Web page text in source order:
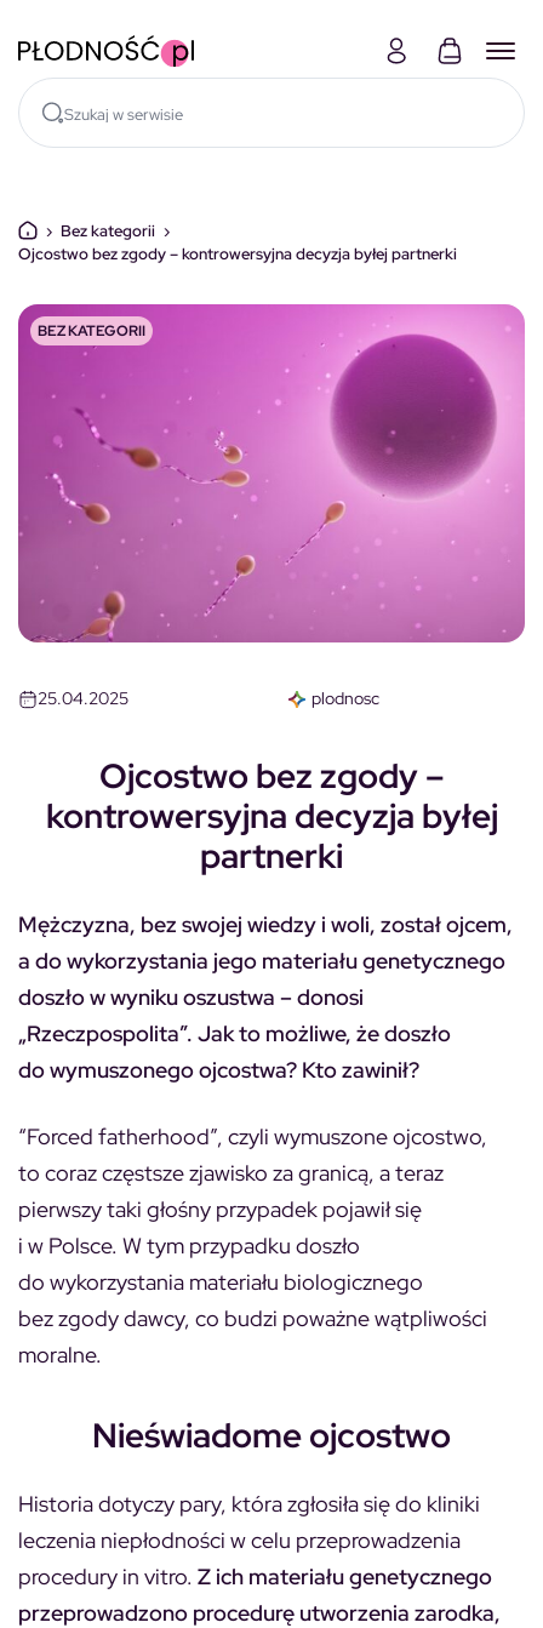
› Bez kategorii ›
Ojcostwo bez zgody – kontrowersyjna decyzja byłej partnerki
BEZ KATEGORII
25.04.2025 plodnosc
Ojcostwo bez zgody –
kontrowersyjna decyzja byłej
partnerki
Mężczyzna, bez swojej wiedzy i woli, został ojcem,
a do wykorzystania jego materiału genetycznego
doszło w wyniku oszustwa – donosi
„Rzeczpospolita”. Jak to możliwe, że doszło
do wymuszonego ojcostwa? Kto zawinił?
“Forced fatherhood”, czyli wymuszone ojcostwo,
to coraz częstsze zjawisko za granicą, a teraz
pierwszy taki głośny przypadek pojawił się
i w Polsce. W tym przypadku doszło
do wykorzystania materiału biologicznego
bez zgody dawcy, co budzi poważne wątpliwości
moralne.
Nieświadome ojcostwo
Historia dotyczy pary, która zgłosiła się do kliniki
leczenia niepłodności w celu przeprowadzenia
procedury in vitro. Z ich materiału genetycznego
przeprowadzono procedurę utworzenia zarodka,